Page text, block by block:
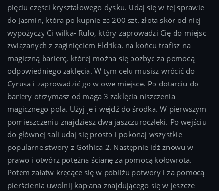
pięciu części kryształowego dysku. Udaj się w tej sprawie
do Jasmin, która po kupnie za 200 szt. złota skór od niej
wypożyczy Ci wilka- Rufo, który zaprowadzi Cię do miejsc
związanych z zaginięciem Eldrika. na końcu trafisz na
magiczną barierę, której można się pozbyć za pomocą
odpowiedniego zaklęcia. W tym celu musisz wrócić do
Cyrusa i zaprowadzić go w owe miejsce. Po dotarciu do
bariery otrzymasz od maga 3 zaklęcia niszczenia
magicznego pola. Użyj je i wejdź do środka. W pierwszym
pomieszczeniu znajdziesz dwa jaszczuroczłeki. Po wejściu
do głównej sali udaj się prosto i pokonaj wszystkie
popularne stwory z Gothica 2. Następnie idź znowu w
prawo i otwórz potężną ścianę za pomocą kołowrota.
Potem załatw kręcące się w pobliżu potwory i za pomocą
pierścienia uwolnij kapłana znajdującego się w jeszcze